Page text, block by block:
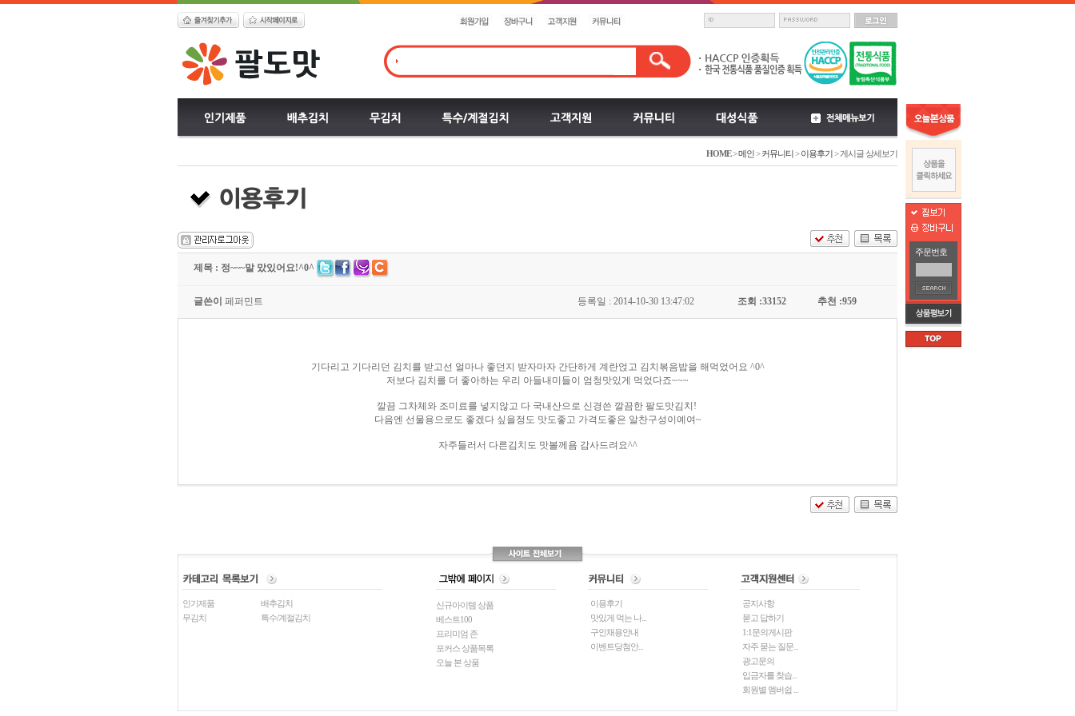
주문번호
HOME>메인>커뮤니티>이용후기> 게시글 상세보기
제목 : 정~~~말 맜있어요!^0^
글쓴이 페퍼민트 등록일 : 2014-10-30 13:47:02 조회 :33152 추천 :959
기다리고 기다리던 김치를 받고선 얼마나 좋던지 받자마자 간단하게 계란얹고 김치볶음밥을 해먹었어요 ^0^
저보다 김치를 더 좋아하는 우리 아들내미들이 엄청맛있게 먹었다죠~~~
깔끔 그차체와 조미료를 넣지않고 다 국내산으로 신경쓴 깔끔한 팔도맛김치!
다음엔 선물용으로도 좋겠다 싶을정도 맛도좋고 가격도좋은 알찬구성이예여~
자주들러서 다른김치도 맛볼께욤 감사드려요^^
인기제품
배추김치
무김치
특수/계절김치
신규아이템 상품
베스트100
프리미엄 존
포커스 상품목록
오늘 본 상품
이용후기
맛있게 먹는 나...
구인채용안내
이벤트당첨안...
공지사항
묻고 답하기
1:1문의게시판
자주 묻는 질문...
광고문의
입금자를 찾습...
회원별 멤버쉽 ...